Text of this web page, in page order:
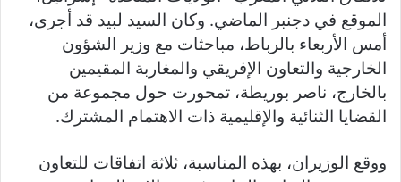
الموقع في دجنبر الماضي. وكان السيد لبيد قد أجرى،
أمس الأربعاء بالرباط، مباحثات مع وزير الشؤون
الخارجية والتعاون الإفريقي والمغاربة المقيمين
بالخارج، ناصر بوريطة، تمحورت حول مجموعة من
القضايا الثنائية والإقليمية ذات الاهتمام المشترك.
ووقع الوزيران، بهذه المناسبة، ثلاثة اتفاقات للتعاون